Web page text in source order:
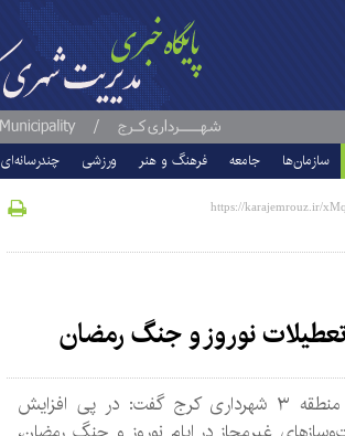
سازمان‌ها جامعه فرهنگ و هنر ورزشی چندرسانه‌ای
نوروز و جنگ رمضان
مدیر منطقه ۳ شهرداری کرج گفت: در پی افزایش